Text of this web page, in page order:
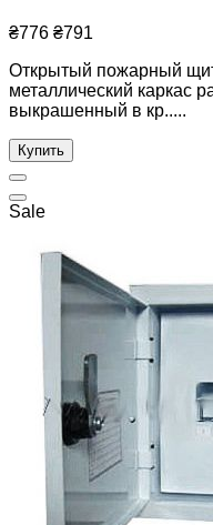
₴776 ₴791
Открытый пожарный
металлический каркас
выкрашенный в кр.....
Купить
Sale